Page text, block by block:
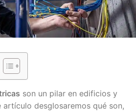
son un pilar en edificios y
artículo desglosaremos qué son,